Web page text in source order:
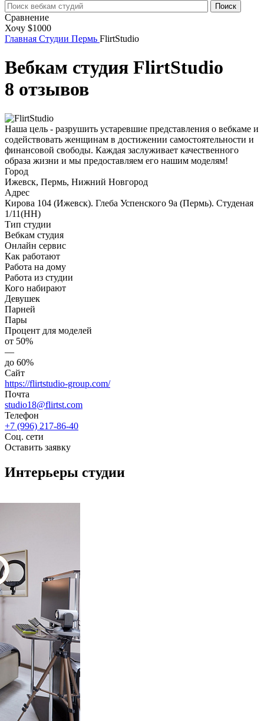
Поиск
Сравнение
Хочу $1000
Главная Студии Пермь FlirtStudio
Вебкам студия FlirtStudio
8 отзывов
Наша цель - разрушить устаревшие представления о вебкаме и
содействовать женщинам в достижении самостоятельности и
финансовой свободы. Каждая заслуживает качественного
образа жизни и мы предоставляем его нашим моделям!
Город
Ижевск, Пермь, Нижний Новгород
Адрес
Кирова 104 (Ижевск). Глеба Успенского 9а (Пермь). Студеная
1/11(НН)
Тип студии
Вебкам студия
Онлайн сервис
Как работают
Работа на дому
Работа из студии
Кого набирают
Девушек
Парней
Пары
Процент для моделей
от 50%
—
до 60%
Сайт
https://flirtstudio-group.com/
Почта
studio18@flirtst.com
Телефон
+7 (996) 217-86-40
Соц. сети
Оставить заявку
Интерьеры студии